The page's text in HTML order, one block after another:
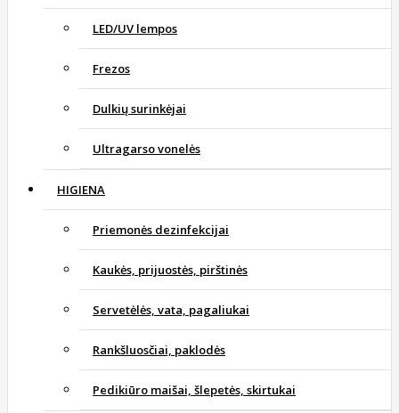
LED/UV lempos
Frezos
Dulkių surinkėjai
Ultragarso vonelės
HIGIENA
Priemonės dezinfekcijai
Kaukės, prijuostės, pirštinės
Servetėlės, vata, pagaliukai
Rankšluosčiai, paklodės
Pedikiūro maišai, šlepetės, skirtukai